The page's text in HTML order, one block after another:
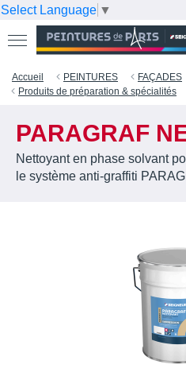
Select Language ▼
Accueil PEINTURES
FAÇADES
Produits de préparation & spécialités
PARAGRAF
Nettoyant en phase solvant
le système anti-graffiti